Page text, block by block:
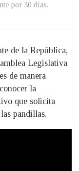
por 30 días.
de la República,
Legislativa
de manera
la
que solicita
pandillas.